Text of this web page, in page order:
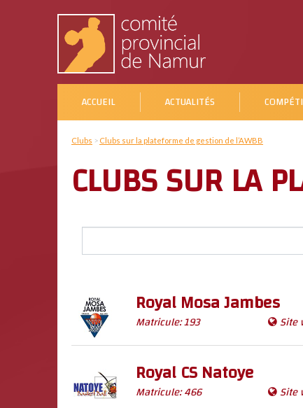
ACCUEIL ACTUALITÉS
Clubs > Clubs sur la plateforme de gestion de l’AWBB
CLUBS SUR LA
Royal Mosa Jambes
Matricule: 193 Site
Royal CS Natoye
Matricule: 466 Site